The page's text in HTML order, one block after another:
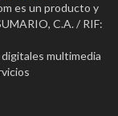
es un producto y
C.A. / RIF:
multimedia